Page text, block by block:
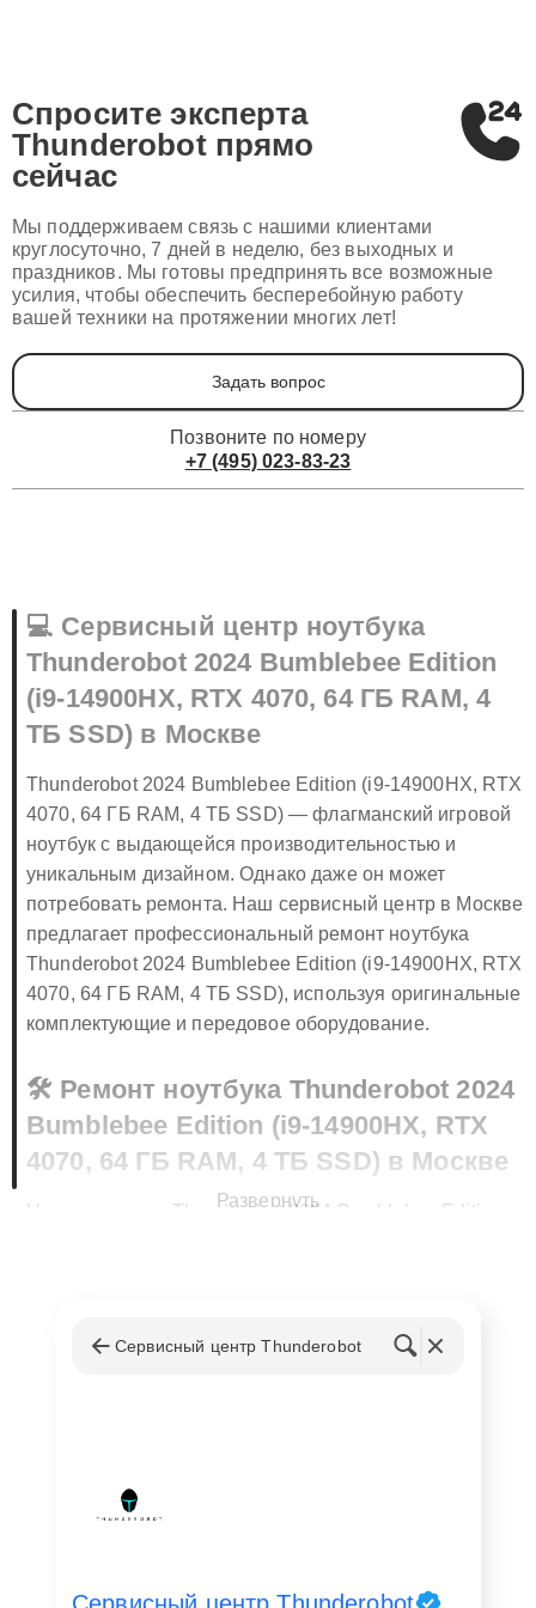
Спросите эксперта
Thunderobot прямо
сейчас
Мы поддерживаем связь с нашими клиентами
круглосуточно, 7 дней в неделю, без выходных и
праздников. Мы готовы предпринять все возможные
усилия, чтобы обеспечить бесперебойную работу
вашей техники на протяжении многих лет!
Задать вопрос
Позвоните по номеру
+7 (495) 023-83-23
💻 Сервисный центр ноутбука
Thunderobot 2024 Bumblebee Edition
(i9-14900HX, RTX 4070, 64 ГБ RAM, 4
ТБ SSD) в Москве
Thunderobot 2024 Bumblebee Edition (i9-14900HX, RTX
4070, 64 ГБ RAM, 4 ТБ SSD) — флагманский игровой
ноутбук с выдающейся производительностью и
уникальным дизайном. Однако даже он может
потребовать ремонта. Наш сервисный центр в Москве
предлагает профессиональный ремонт ноутбука
Thunderobot 2024 Bumblebee Edition (i9-14900HX, RTX
4070, 64 ГБ RAM, 4 ТБ SSD), используя оригинальные
комплектующие и передовое оборудование.
🛠️ Ремонт ноутбука Thunderobot 2024
Bumblebee Edition (i9-14900HX, RTX
4070, 64 ГБ RAM, 4 ТБ SSD) в Москве
Bumblebee Edition (i9-14900HX, RTX 4070, 64 ГБ RAM,
Проблемы с видеокартой RTX 4070 или
процессором i9-14900HX;
Сервисный центр Thunderobot